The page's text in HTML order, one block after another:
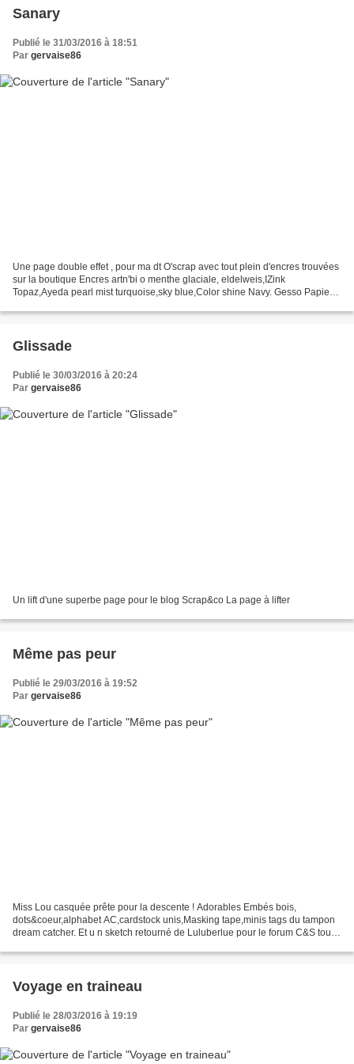
Sanary
Publié le 31/03/2016 à 18:51
Par gervaise86
Une page double effet , pour ma dt O'scrap avec tout plein d'encres trouvées
sur la boutique Encres artn'bi o menthe glaciale, eldelweis,IZink
Topaz,Ayeda pearl mist turquoise,sky blue,Color shine Navy. Gesso Papier
Glissade
Publié le 30/03/2016 à 20:24
Par gervaise86
Un lift d'une superbe page pour le blog Scrap&co La page à lifter
Même pas peur
Publié le 29/03/2016 à 19:52
Par gervaise86
Miss Lou casquée prête pour la descente ! Adorables Embés bois,
dots&coeur,alphabet AC,cardstock unis,Masking tape,minis tags du tampon
dream catcher. Et u n sketch retourné de Luluberlue pour le forum C&S tout
Voyage en traineau
Publié le 28/03/2016 à 19:19
Par gervaise86